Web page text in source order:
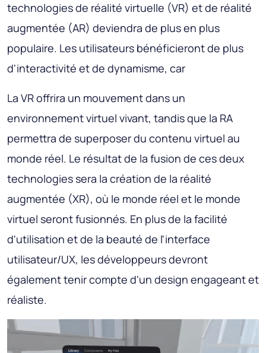
technologies de réalité virtuelle (VR) et de réalité
augmentée (AR) deviendra de plus en plus
populaire. Les utilisateurs bénéficieront de plus
d'interactivité et de dynamisme, car
La VR offrira un mouvement dans un
environnement virtuel vivant, tandis que la RA
permettra de superposer du contenu virtuel au
monde réel. Le résultat de la fusion de ces deux
technologies sera la création de la réalité
augmentée (XR), où le monde réel et le monde
virtuel seront fusionnés. En plus de la facilité
d'utilisation et de la beauté de l'interface
utilisateur/UX, les développeurs devront
également tenir compte d'un design engageant et
réaliste.